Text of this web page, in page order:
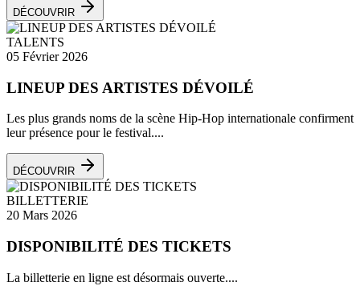
DÉCOUVRIR
TALENTS
05 Février 2026
LINEUP DES ARTISTES DÉVOILÉ
Les plus grands noms de la scène Hip-Hop internationale confirment
leur présence pour le festival....
DÉCOUVRIR
BILLETTERIE
20 Mars 2026
DISPONIBILITÉ DES TICKETS
La billetterie en ligne est désormais ouverte....